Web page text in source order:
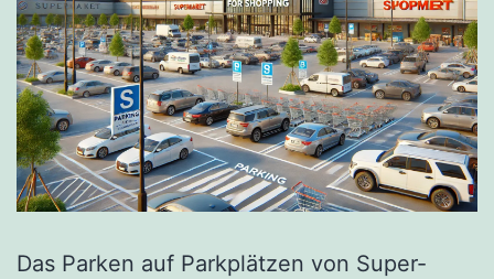
Das Parken auf Parkplätzen von Super-